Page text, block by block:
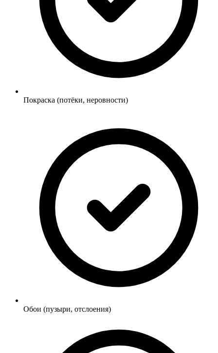
Покраска (потёки, неровности)
Обои (пузыри, отслоения)